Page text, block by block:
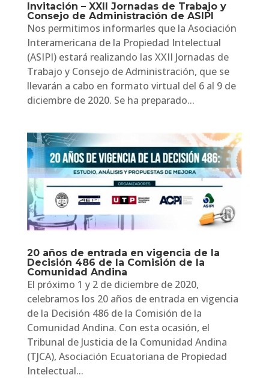
Invitación – XXII Jornadas de Trabajo y
Consejo de Administración de ASIPI
Nos permitimos informarles que la Asociación
Interamericana de la Propiedad Intelectual
(ASIPI) estará realizando las XXII Jornadas de
Trabajo y Consejo de Administración, que se
llevarán a cabo en formato virtual del 6 al 9 de
diciembre de 2020. Se ha preparado...
20 años de entrada en vigencia de la
Decisión 486 de la Comisión de la
Comunidad Andina
El próximo 1 y 2 de diciembre de 2020,
celebramos los 20 años de entrada en vigencia
de la Decisión 486 de la Comisión de la
Comunidad Andina. Con esta ocasión, el
Tribunal de Justicia de la Comunidad Andina
(TJCA), Asociación Ecuatoriana de Propiedad
Intelectual...